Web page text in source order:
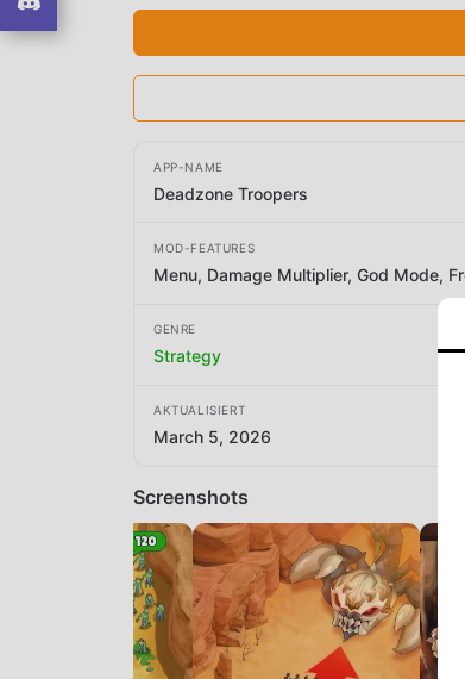
APP-NAME
Deadzone Troopers
MOD-FEATURES
Menu, Damage Multiplier, God Mode,
GENRE
Strategy
AKTUALISIERT
March 5, 2026
Screenshots